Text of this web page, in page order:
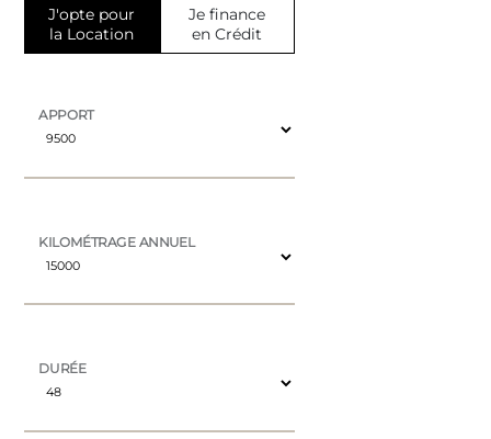
J'opte pour
la Location
Je finance
en Crédit
APPORT
KILOMÉTRAGE ANNUEL
DURÉE